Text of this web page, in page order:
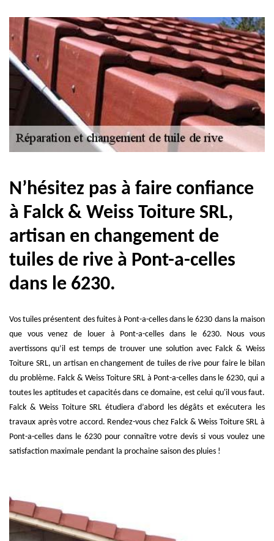
N’hésitez pas à faire confiance
à Falck & Weiss Toiture SRL,
artisan en changement de
tuiles de rive à Pont-a-celles
dans le 6230.
Vos tuiles présentent des fuites à Pont-a-celles dans le 6230 dans la maison
que vous venez de louer à Pont-a-celles dans le 6230. Nous vous
avertissons qu’il est temps de trouver une solution avec Falck & Weiss
Toiture SRL, un artisan en changement de tuiles de rive pour faire le bilan
du problème. Falck & Weiss Toiture SRL à Pont-a-celles dans le 6230, qui a
toutes les aptitudes et capacités dans ce domaine, est celui qu'il vous faut.
Falck & Weiss Toiture SRL étudiera d’abord les dégâts et exécutera les
travaux après votre accord. Rendez-vous chez Falck & Weiss Toiture SRL à
Pont-a-celles dans le 6230 pour connaître votre devis si vous voulez une
satisfaction maximale pendant la prochaine saison des pluies !